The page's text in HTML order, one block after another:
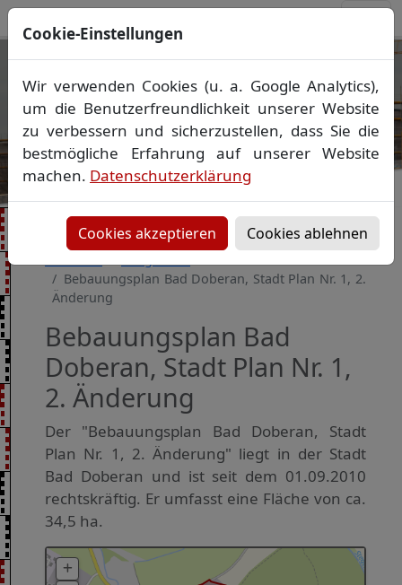
Ihr Vermessungsbüro in
Mecklenburg-Vorpommern
Wir vermessen Ihr Grundstück
Lageplan Absteckung▪Bauvermessung ▪
Gebäudeeinmessung
Grenzfeststellung▪Amtliche Auskünfte und
Vorheriges Bild
Bebauungsplan Bad Doberan, Stadt Plan Nr. 1, 2.
Änderung
Bebauungsplan Bad
Doberan, Stadt Plan Nr. 1,
2. Änderung
Der "Bebauungsplan Bad Doberan, Stadt
Plan Nr. 1, 2. Änderung" liegt in der Stadt
Bad Doberan und ist seit dem 01.09.2010
rechtskräftig. Er umfasst eine Fläche von ca.
34,5 ha.
Cookie-Einstellungen
Wir verwenden Cookies (u. a. Google Analytics),
um die Benutzerfreundlichkeit unserer Website
zu verbessern und sicherzustellen, dass Sie die
bestmögliche Erfahrung auf unserer Website
machen. Datenschutzerklärung
Cookies akzeptieren Cookies ablehnen